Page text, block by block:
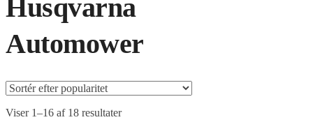
Husqvarna
Automower
Viser 1–16 af 18 resultaterSorteret